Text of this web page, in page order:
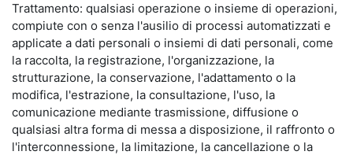
Trattamento: qualsiasi operazione o insieme di operazioni,
compiute con o senza l'ausilio di processi automatizzati e
applicate a dati personali o insiemi di dati personali, come
la raccolta, la registrazione, l'organizzazione, la
strutturazione, la conservazione, l'adattamento o la
modifica, l'estrazione, la consultazione, l'uso, la
comunicazione mediante trasmissione, diffusione o
qualsiasi altra forma di messa a disposizione, il raffronto o
l'interconnessione, la limitazione, la cancellazione o la